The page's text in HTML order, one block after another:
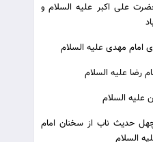
علی اکبر علیه السلام و
ی امام مهدی علیه السلام
رضا علیه السلام
علیه السلام
حدیث ناب از سخنان امام
السلام